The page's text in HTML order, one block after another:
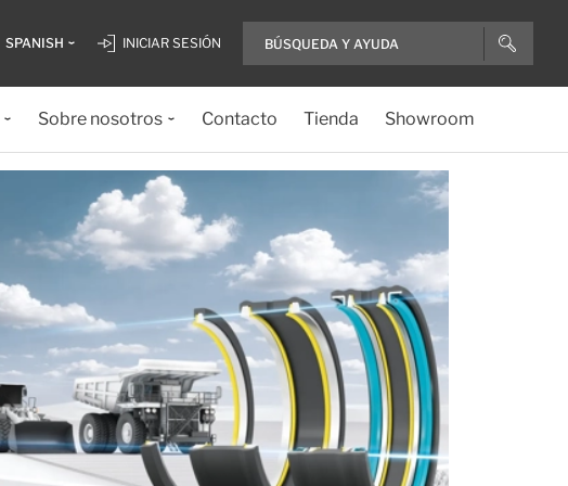
SPANISH INICIAR SESIÓN
Sobre nosotros Contacto Tienda Showroom